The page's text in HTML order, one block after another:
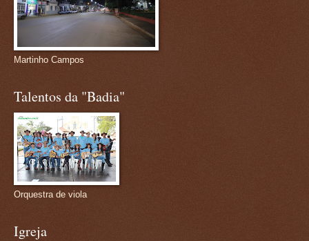
Martinho Campos
Talentos da "Badia"
Orquestra de viola
Igreja